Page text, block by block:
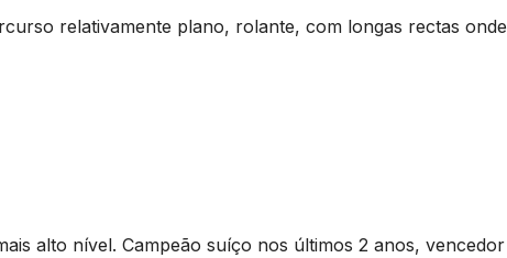
relativamente plano, rolante, com longas rectas onde
alto nível. Campeão suíço nos últimos 2 anos, vencedor